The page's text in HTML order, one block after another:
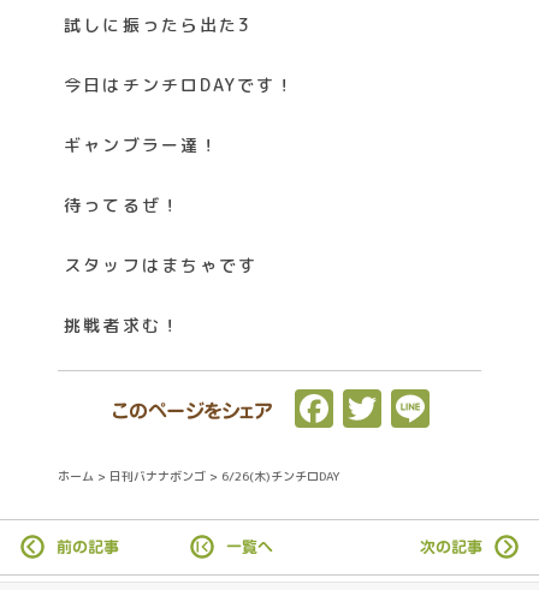
試しに振ったら出た3
今日はチンチロDAYです！
ギャンブラー達！
待ってるぜ！
スタッフはまちゃです
挑戦者求む！
このページをシェア F
c
e
b
T
t
e
L
e
ホーム > 日刊バナナボンゴ > 6/26(木)チンチロDAY
前の記事 一覧へ 次の記事